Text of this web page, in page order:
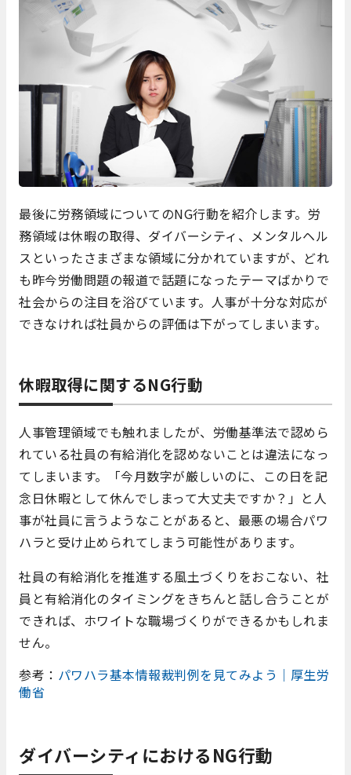
最後に労務領域についてのNG行動を紹介します。労
務領域は休暇の取得、ダイバーシティ、メンタルヘル
スといったさまざまな領域に分かれていますが、どれ
も昨今労働問題の報道で話題になったテーマばかりで
社会からの注目を浴びています。人事が十分な対応が
できなければ社員からの評価は下がってしまいます。
休暇取得に関するNG行動
人事管理領域でも触れましたが、労働基準法で認めら
れている社員の有給消化を認めないことは違法になっ
てしまいます。「今月数字が厳しいのに、この日を記
念日休暇として休んでしまって大丈夫ですか？」と人
事が社員に言うようなことがあると、最悪の場合パワ
ハラと受け止められてしまう可能性があります。
社員の有給消化を推進する風土づくりをおこない、社
員と有給消化のタイミングをきちんと話し合うことが
できれば、ホワイトな職場づくりができるかもしれま
せん。
参考： パワハラ基本情報裁判例を見てみよう｜厚生労
働省
ダイバーシティにおけるNG行動